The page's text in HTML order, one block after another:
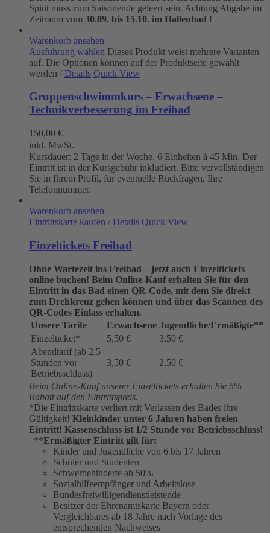
Spint muss zum Saisonende geleert sein. Achtung Abgabe im
Zeitraum vom 30.09. bis 15.10. im Hallenbad !
Warenkorb ansehen
Ausführung wählen Dieses Produkt weist mehrere Varianten
auf. Die Optionen können auf der Produktseite gewählt
werden / Details Quick View
Gruppenschwimmkurs – Erwachsene –
Technikverbesserung im Freibad
150,00 €
inkl. MwSt.
Kursdauer: 2 Tage in der Woche, 6 Einheiten à 45 Min. Der
Eintritt ist in der Kursgebühr inkludiert. Bitte vervollständigen
Sie in Ihrem Profil, für eventuelle Rückfragen, Ihre
Telefonnummer.
Warenkorb ansehen
Eintrittskarte kaufen / Details Quick View
Einzeltickets Freibad
Ohne Wartezeit ins Freibad – jetzt auch Einzeltickets
online buchen! Beim Online-Kauf erhalten Sie für den
Eintritt in das Bad einen QR-Code, mit dem Sie direkt
zum Drehkreuz gehen können und über das Scannen des
QR-Codes Einlass erhalten.
Unsere Tarife
Erwachsene Jugendliche/Ermäßigte**
Einzelticket*
5,50 €
3,50 €
Abendtarif (ab 2,5
Stunden vor
Betriebsschluss)
3,50 € 2,50 €
Beim Online-Kauf unserer Einzeltickets erhalten Sie 5%
Rabatt auf den Eintrittspreis.
*Die Eintrittskarte verliert mit Verlassen des Bades ihre
Gültigkeit! Kleinkinder unter 6 Jahren haben freien
Eintritt! Kassenschluss ist 1/2 Stunde vor Betriebsschluss!
**Ermäßigter Eintritt gilt für:
Kinder und Jugendliche von 6 bis 17 Jahren
Schüler und Studenten
Schwerbehinderte ab 50%
Sozialhilfeempfänger und Arbeitslose
Bundesfreiwilligendienstleistende
Besitzer der Ehrenamtskarte Bayern oder
Vergleichbares ab 18 Jahre nach Vorlage des
entsprechenden Nachweises